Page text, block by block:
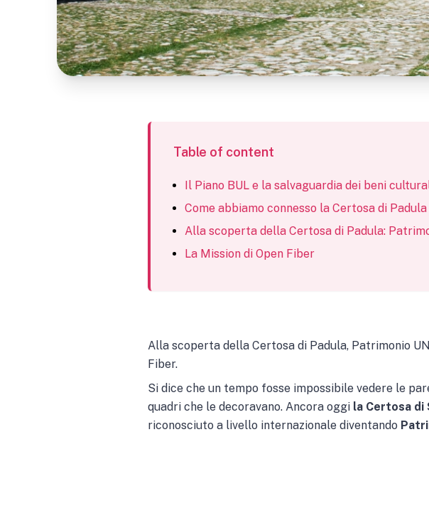
Table of content
Il Piano BUL e la salvaguardia dei beni
Come abbiamo connesso la Certosa di
Alla scoperta della Certosa di Padula:
La Mission di Open Fiber
Alla scoperta della Certosa di Padula, Patrimonio
Fiber.
Si dice che un tempo fosse impossibile vedere le
quadri che le decoravano. Ancora oggi la Certosa di
riconosciuto a livello internazionale diventando